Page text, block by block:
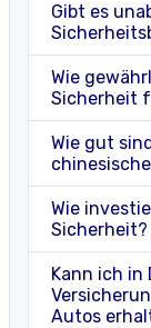
Gibt es
Wie
Sicherheit
Wie gut
Wie
Sicherheit?
Kann ich in
Autos